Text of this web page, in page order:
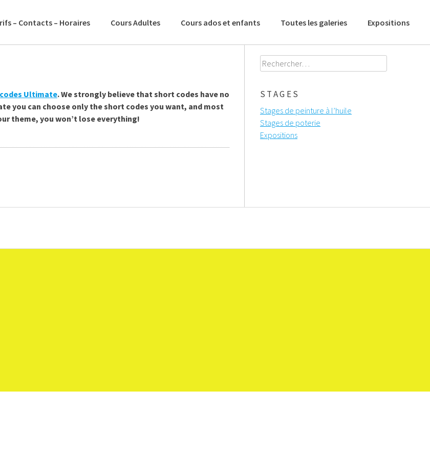
– Contacts – Horaires Cours Adultes Cours ados et enfants Toutes les galeries Expositions
Ultimate. We strongly believe that short codes have no
you can choose only the short codes you want, and most
theme, you won’t lose everything!
Rechercher :
STAGES
Stages de peinture à l’huile
Stages de poterie
Expositions